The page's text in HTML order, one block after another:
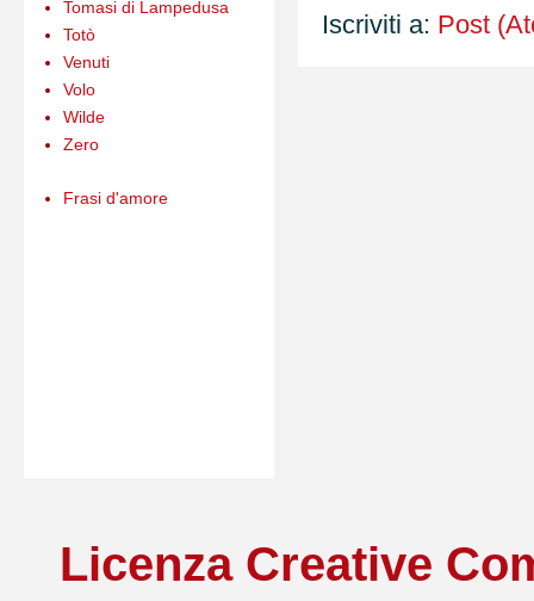
Iscriviti a: Post
Tomasi di Lampedusa
Totò
Venuti
Volo
Wilde
Zero
Frasi d'amore
Licenza Creative